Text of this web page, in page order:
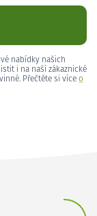
nabídky našich
i na naší zákaznické
Přečtěte si více o